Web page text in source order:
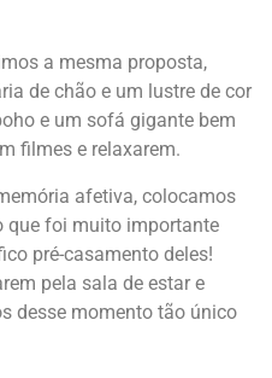
a mesma proposta,
de chão e um lustre de cor
e um sofá gigante bem
filmes e relaxarem.
afetiva, colocamos
que foi muito importante
pré-casamento deles!
pela sala de estar e
desse momento tão único